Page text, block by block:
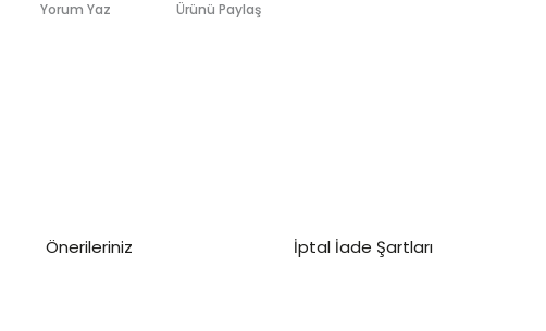
Yorum Yaz Ürünü Paylaş
Önerileriniz İptal İade Şartları